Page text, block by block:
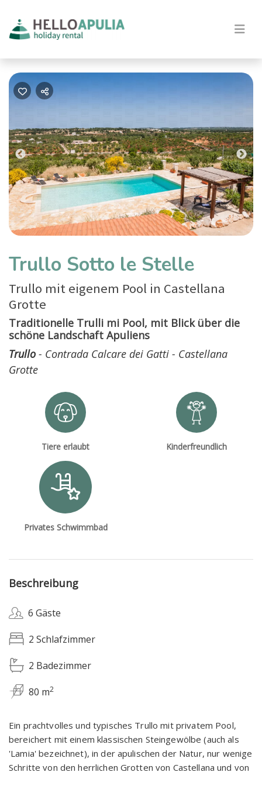
Previous
Trullo Sotto le Stelle
Trullo mit eigenem Pool in Castellana
Grotte
Traditionelle Trulli mi Pool, mit Blick über die
schöne Landschaft Apuliens
Trullo - Contrada Calcare dei Gatti - Castellana
Grotte
Tiere erlaubt Kinderfreundlich
Privates Schwimmbad
Beschreibung
6 Gäste
2 Schlafzimmer
2 Badezimmer
80 m2
Ein prachtvolles und typisches Trullo mit privatem Pool,
bereichert mit einem klassischen Steingewölbe (auch als
'Lamia' bezeichnet), in der apulischen der Natur, nur wenige
Schritte von den herrlichen Grotten von Castellana und von